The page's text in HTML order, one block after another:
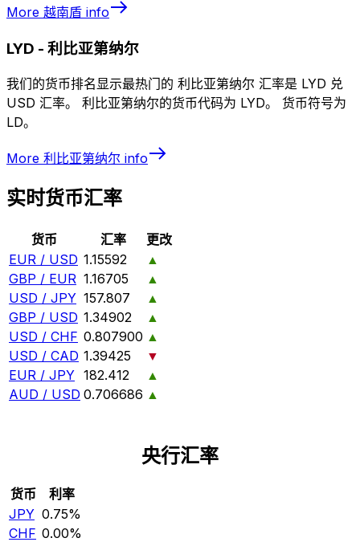
More 越南盾 info
LYD - 利比亚第纳尔
我们的货币排名显示最热门的 利比亚第纳尔 汇率是 LYD 兑
USD 汇率。 利比亚第纳尔的货币代码为 LYD。 货币符号为
LD。
More 利比亚第纳尔 info
实时货币汇率
货币 汇率
更改
EUR / USD 1.15592
▲
GBP / EUR 1.16705
▲
USD / JPY 157.807
▲
GBP / USD 1.34902
▲
USD / CHF 0.807900 ▲
USD / CAD 1.39425
▼
EUR / JPY 182.412
▲
AUD / USD 0.706686 ▲
央行汇率
货币
利率
JPY 0.75%
CHF 0.00%